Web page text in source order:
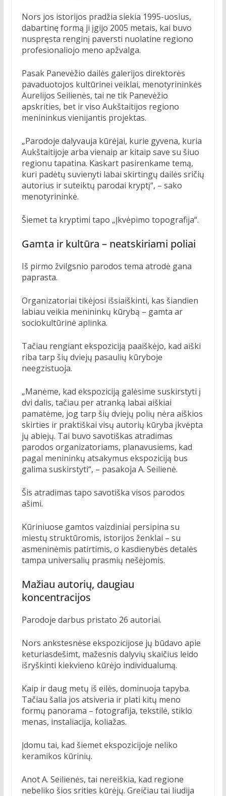
Nors jos istorijos pradžia siekia 1995-uosius,
dabartinę formą ji įgijo 2005 metais, kai buvo
nuspręsta renginį paversti nuolatine regiono
profesionaliojo meno apžvalga.
Pasak Panevėžio dailės galerijos direktorės
pavaduotojos kultūrinei veiklai, menotyrininkės
Aurelijos Seilienės, tai ne tik Panevėžio
apskrities, bet ir viso Aukštaitijos regiono
menininkus vienijantis projektas.
„Parodoje dalyvauja kūrėjai, kurie gyvena, kuria
Aukštaitijoje arba vienaip ar kitaip save su šiuo
regionu tapatina. Kaskart pasirenkame temą,
kuri padėtų suvienyti labai skirtingų dailės sričių
autorius ir suteiktų parodai kryptį“, – sako
menotyrininkė.
Šiemet ta kryptimi tapo „Įkvėpimo topografija“.
Gamta ir kultūra – neatskiriami poliai
Iš pirmo žvilgsnio parodos tema atrodė gana
paprasta.
Organizatoriai tikėjosi išsiaiškinti, kas šiandien
labiau veikia menininkų kūrybą – gamta ar
sociokultūrinė aplinka.
Tačiau rengiant ekspoziciją paaiškėjo, kad aiški
riba tarp šių dviejų pasaulių kūryboje
neegzistuoja.
„Manėme, kad ekspoziciją galėsime suskirstyti į
dvi dalis, tačiau per atranką labai aiškiai
pamatėme, jog tarp šių dviejų polių nėra aiškios
skirties ir praktiškai visų autorių kūryba įkvėpta
jų abiejų. Tai buvo savotiškas atradimas
parodos organizatoriams, planavusiems, kad
pagal menininkų atsakymus ekspoziciją bus
galima suskirstyti“, – pasakoja A. Seilienė.
Šis atradimas tapo savotiška visos parodos
ašimi.
Kūriniuose gamtos vaizdiniai persipina su
miestų struktūromis, istorijos ženklai – su
asmeninėmis patirtimis, o kasdienybės detalės
tampa universalių prasmių nešėjomis.
Mažiau autorių, daugiau
koncentracijos
Parodoje darbus pristato 26 autoriai.
Nors ankstesnėse ekspozicijose jų būdavo apie
keturiasdešimt, mažesnis dalyvių skaičius leido
išryškinti kiekvieno kūrėjo individualumą.
Kaip ir daug metų iš eilės, dominuoja tapyba.
Tačiau šalia jos atsiveria ir plati kitų meno
formų panorama – fotografija, tekstilė, stiklo
menas, instaliacija, koliažas.
Įdomu tai, kad šiemet ekspozicijoje neliko
keramikos kūrinių.
Anot A. Seilienės, tai nereiškia, kad regione
nebeliko šios srities kūrėjų. Greičiau tai liudija